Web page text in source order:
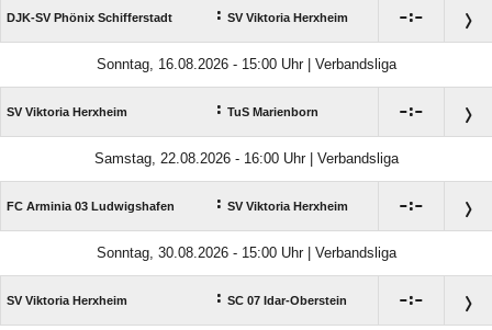
DJK-SV Phönix Schifferstadt : SV Viktoria Herxheim :
Sonntag, 16.08.2026 - 15:00 Uhr | Verbandsliga
SV Viktoria Herxheim : TuS Marienborn :
Samstag, 22.08.2026 - 16:00 Uhr | Verbandsliga
FC Arminia 03 Ludwigshafen : SV Viktoria Herxheim :
Sonntag, 30.08.2026 - 15:00 Uhr | Verbandsliga
SV Viktoria Herxheim : SC 07 Idar-Oberstein :